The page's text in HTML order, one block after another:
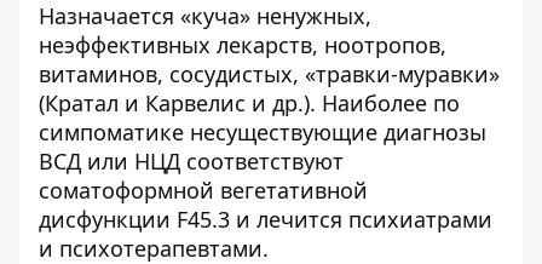
Назначается «куча» ненужных,
неэффективных лекарств, ноотропов,
витаминов, сосудистых, «травки-муравки»
(Кратал и Карвелис и др.). Наиболее по
симпоматике несуществующие диагнозы
ВСД или НЦД соответствуют
соматоформной вегетативной
дисфункции F45.3 и лечится психиатрами
и психотерапевтами.